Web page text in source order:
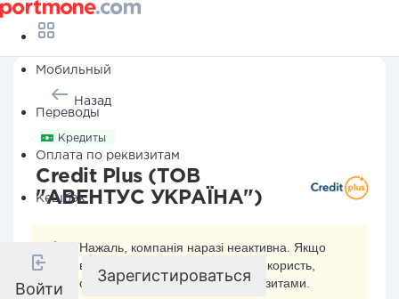
Мобильный
Переводы
Оплата по реквизитам
Кешбэк
Войти
Зарегистироваться
Назад
Кредиты
Credit Plus (ТОВ
"АВЕНТУС УКРАЇНА")
Нажаль, компанія наразі неактивна. Якщо
ви хочете здійснити платіж на її користь,
скористайтесь оплатою за реквізитами.